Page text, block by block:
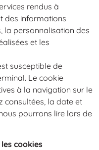
rendus à
des informations
la personnalisation des
et les
susceptible de
Le cookie
à la navigation sur le
consultées, la date et
pourrons lire lors de
cookies